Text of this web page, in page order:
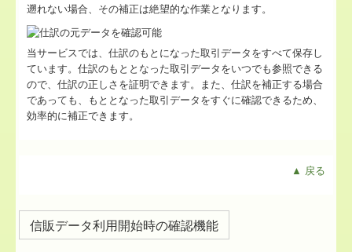
遡れない場合、その補正は絶望的な作業となります。
当サービスでは、仕訳のもとになった取引データをすべて保存し
ています。仕訳のもととなった取引データをいつでも参照できる
ので、仕訳の正しさを証明できます。また、仕訳を補正する場合
であっても、もととなった取引データをすぐに確認できるため、
効率的に補正できます。
▲ 戻る
信販データ利用開始時の確認機能